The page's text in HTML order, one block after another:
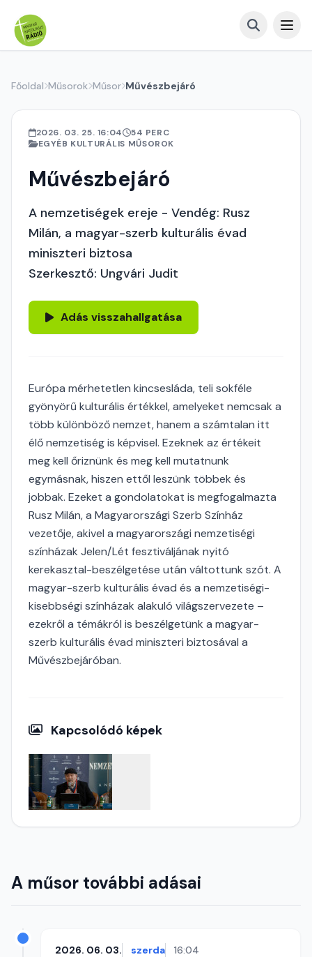
Főoldal Műsorok Műsor Művészbejáró
2026. 03. 25. 16:04
54 PERC
EGYÉB KULTURÁLIS MŰSOROK
Művészbejáró
A nemzetiségek ereje - Vendég: Rusz
Milán, a magyar-szerb kulturális évad
miniszteri biztosa
Szerkesztő: Ungvári Judit
Adás visszahallgatása
Európa mérhetetlen kincsesláda, teli sokféle
gyönyörű kulturális értékkel, amelyeket nemcsak a
több különböző nemzet, hanem a számtalan itt
élő nemzetiség is képvisel. Ezeknek az értékeit
meg kell őriznünk és meg kell mutatnunk
egymásnak, hiszen ettől leszünk többek és
jobbak. Ezeket a gondolatokat is megfogalmazta
Rusz Milán, a Magyarországi Szerb Színház
vezetője, akivel a magyarországi nemzetiségi
színházak Jelen/Lét fesztiváljának nyitó
kerekasztal-beszélgetése után váltottunk szót. A
magyar-szerb kulturális évad és a nemzetiségi-
kisebbségi színházak alakuló világszervezete –
ezekről a témákról is beszélgetünk a magyar-
szerb kulturális évad miniszteri biztosával a
Művészbejáróban.
Kapcsolódó képek
A műsor további adásai
2026. 06. 03. szerda 16:04